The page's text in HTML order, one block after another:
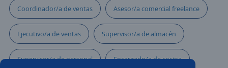
Coordinador/a de ventas Asesor/a comercial freelance
Ejecutivo/a de ventas Supervisor/a de almacén
Supervisor/a de personal Encargado/a de cocina